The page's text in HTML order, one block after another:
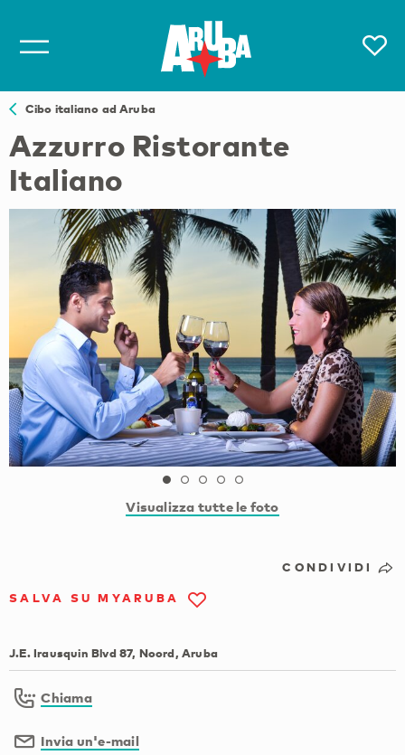
Cibo italiano ad Aruba
Azzurro Ristorante
Italiano
Visualizza tutte le foto
CONDIVIDI
SALVA SU MYARUBA
J.E. Irausquin Blvd 87, Noord, Aruba
Chiama
Invia un'e-mail